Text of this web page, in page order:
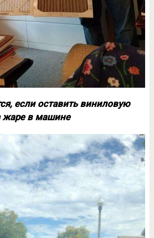
если оставить виниловую
жаре в машине